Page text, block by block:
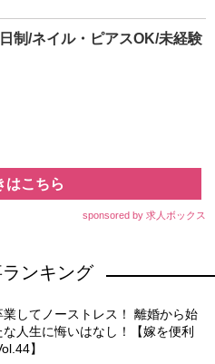
制/ネイル・ピアスOK/未経験
はこちら
sponsored by 求人ボックス
ンキング
してノーストレス！ 離婚から始
人生に悔いはなし！【嫁を便利
】